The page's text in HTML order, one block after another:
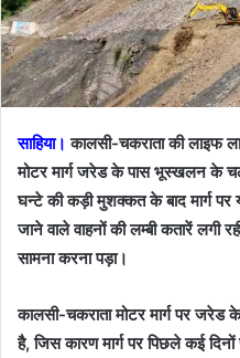
साहिया। कालसी-चकराता की लाइफ
मोटर मार्ग जरेड के पास भूस्खलन के
घन्टे की कड़ी मुशक्कत के बाद मार्ग पर
जाने वाले वाहनों की लम्बी कतारें लगी
सामना करना पड़ा।
कालसी-चकराता मोटर मार्ग पर जरेड
है, जिस कारण मार्ग पर पिछले कई दिनों